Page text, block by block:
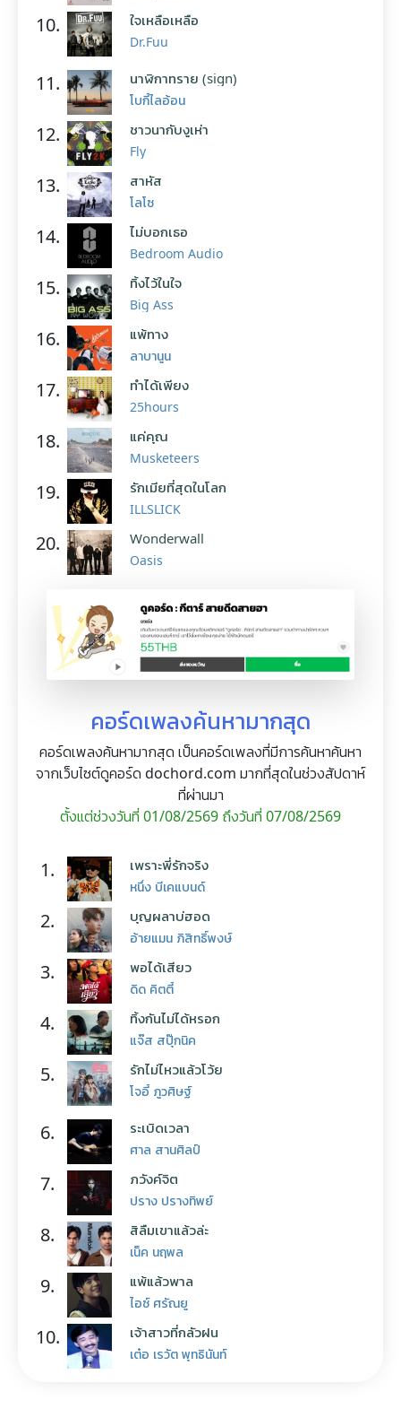
10. ใจเหลือเหลือ
Dr.Fuu
11. นาฬิกาทราย (sign)
โบกี้ไลอ้อน
12. ชาวนากับงูเห่า
Fly
13. สาหัส
โลโซ
14. ไม่บอกเธอ
Bedroom Audio
15. ทิ้งไว้ในใจ
Big Ass
16. แพ้ทาง
ลาบานูน
17. ทำได้เพียง
25hours
18. แค่คุณ
Musketeers
19. รักเมียที่สุดในโลก
ILLSLICK
20. Wonderwall
Oasis
คอร์ดเพลงค้นหามากสุด
คอร์ดเพลงค้นหามากสุด เป็นคอร์ดเพลงที่มีการค้นหาค้นหา
จากเว็บไซต์ดูคอร์ด dochord.com มากที่สุดในช่วงสัปดาห์
ที่ผ่านมา
ตั้งแต่ช่วงวันที่ 01/08/2569 ถึงวันที่ 07/08/2569
1. เพราะพี่รักจริง
หนึ่ง บีเคแบนด์
2. บุญผลาบ่ฮอด
อ้ายแมน ภิสิทธิ์พงษ์
3. พอได้เสียว
ดิด คิตตี้
4. ทิ้งกันไม่ได้หรอก
แจ๊ส สปุ๊กนิค
5. รักไม่ไหวแล้วโว้ย
โจอี้ ภูวศิษฐ์
6. ระเบิดเวลา
ศาล สานศิลป์
7. ภวังค์จิต
ปราง ปรางทิพย์
8. สิลืมเขาแล้วล่ะ
เน็ค นฤพล
9. แพ้แล้วพาล
ไอซ์ ศรัณยู
10. เจ้าสาวที่กลัวฝน
เต๋อ เรวัต พุทธินันท์